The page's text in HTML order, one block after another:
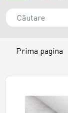
Prima pagina